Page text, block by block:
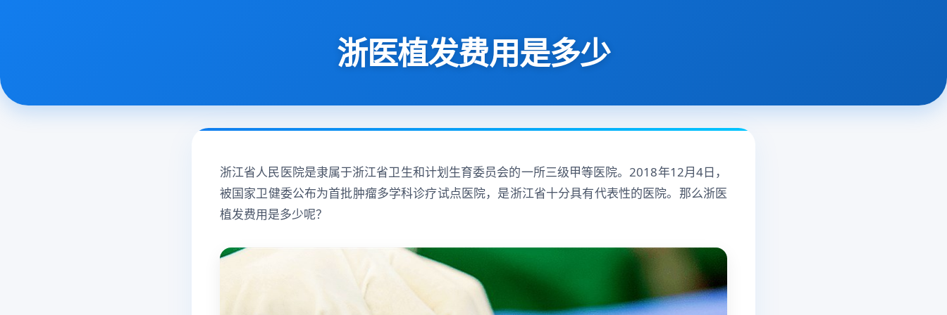
浙医植发费用是多少
浙江省人民医院是隶属于浙江省卫生和计划生育委员会的一所三级甲等医院。2018年12月4日，
被国家卫健委公布为首批肿瘤多学科诊疗试点医院，是浙江省十分具有代表性的医院。那么浙医
植发费用是多少呢？